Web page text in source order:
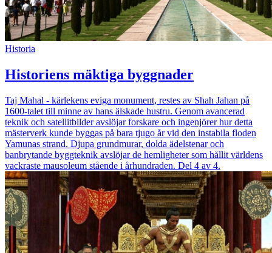
Historia
Historiens mäktiga byggnader
Taj Mahal - kärlekens eviga monument, restes av Shah Jahan på
1600-talet till minne av hans älskade hustru. Genom avancerad
teknik och satellitbilder avslöjar forskare och ingenjörer hur detta
mästerverk kunde byggas på bara tjugo år vid den instabila floden
Yamunas strand. Djupa grundmurar, dolda ädelstenar och
banbrytande byggteknik avslöjar de hemligheter som hållit världens
vackraste mausoleum stående i århundraden. Del 4 av 4.